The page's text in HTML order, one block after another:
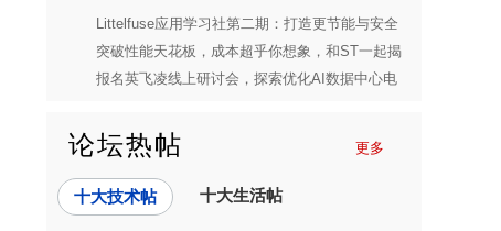
Littelfuse应用学习社第二期：打造更节能与安全
的消费电子电源解决方案
突破性能天花板，成本超乎你想象，和ST一起揭
开STM32C5的神秘面纱
报名英飞凌线上研讨会，探索优化AI数据中心电
更多
论坛热帖
十大技术帖 十大生活帖